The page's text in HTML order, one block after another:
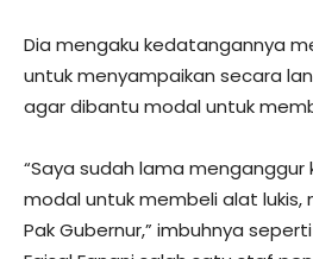
Dia mengaku kedatangannya
untuk menyampaikan secara
agar dibantu modal untuk
“Saya sudah lama menganggur
modal untuk membeli alat lukis,
Pak Gubernur,” imbuhnya